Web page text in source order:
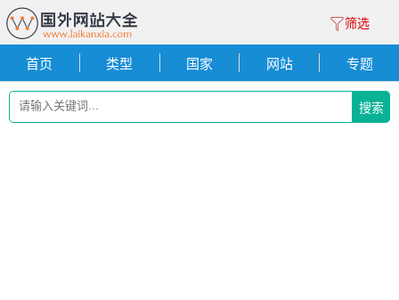
筛选
首页 类型 国家 网站 专题
搜索